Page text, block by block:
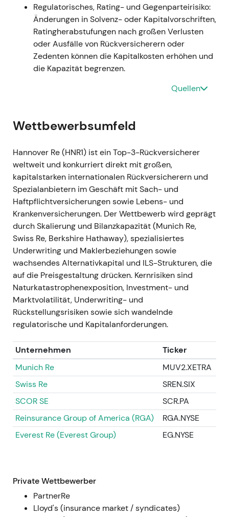
Einordnung:Das Bild wurde differenzierter —
das versicherungstechnische Ergebnis litt
unter Naturkatastrophen und geopolitischen
Rückstellungen, doch die
Ergebnisdiversifikation aus Leben &
Gesundheit sowie Kapitalanlageerträgen und
Anlegervertrauen; der Fokus verlagerte sich
Technisch:
Chartphase — Volatilität und
Rücksetzer bis Mitte 2022 infolge
Schlagzeilen, anschließend Erholung in H2, als
der Markt verbesserte
Rückversicherungspreise und Robustheit
einpreiste[1].
1. Jan. 2023 / Erneuerungsrunde 2023 —
Preismomentum nimmt Fahrt auf
Ereignis:
Die großen Vertragserneuerungen
zum 1. Januar 2023 brachten weitere Preis-
und Konditionsverbesserungen im
Schaden/Unfall-Bereich; Hannover Re meldete
anhaltend profitables Prämienwachstum für
das Geschäftsjahr 2023 [1]
Einordnung:
Eindeutige Zeichen einer
Marktverhärtung — Anleger begannen, den
versicherungstechnischen Hebel höher zu
gewichten, und erwarteten eine
Margenverbesserung durch bessere Preise
und diszipliniertes Portfoliomanagement[1].
Technisch:Chartphase — Ausbruch und
Aufwärtstrend im Verlauf von 2023, getragen
von Aufwärtsrevisionen der
Ergebniserwartungen.
Kernergebnis
Ereignis:Konzernüberschuss GJ2023 rund 1,8
Mrd. € (über dem ursprünglichen Ziel von
Regulatorisches, Rating- und Gegenparteirisiko:
Änderungen in Solvenz- oder Kapitalvorschriften,
Ratingherabstufungen nach großen Verlusten
oder Ausfälle von Rückversicherern oder
Zedenten können die Kapitalkosten erhöhen und
die Kapazität begrenzen.
Quellen
Wettbewerbsumfeld
Hannover Re (HNR1) ist ein Top-3-Rückversicherer
weltweit und konkurriert direkt mit großen,
kapitalstarken internationalen Rückversicherern und
Spezialanbietern im Geschäft mit Sach- und
Haftpflichtversicherungen sowie Lebens- und
Krankenversicherungen. Der Wettbewerb wird geprägt
durch Skalierung und Bilanzkapazität (Munich Re,
Swiss Re, Berkshire Hathaway), spezialisiertes
Underwriting und Maklerbeziehungen sowie
wachsendes Alternativkapital und ILS-Strukturen, die
auf die Preisgestaltung drücken. Kernrisiken sind
Naturkatastrophenexposition, Investment- und
Marktvolatilität, Underwriting- und
Rückstellungsrisiken sowie sich wandelnde
regulatorische und Kapitalanforderungen.
Unternehmen
Ticker
Munich Re
MUV2.XETRA
Swiss Re
SREN.SIX
SCOR SE
SCR.PA
Reinsurance Group of America (RGA)
RGA.NYSE
Everest Re (Everest Group)
EG.NYSE
Private Wettbewerber
PartnerRe
Lloyd's (insurance market / syndicates)